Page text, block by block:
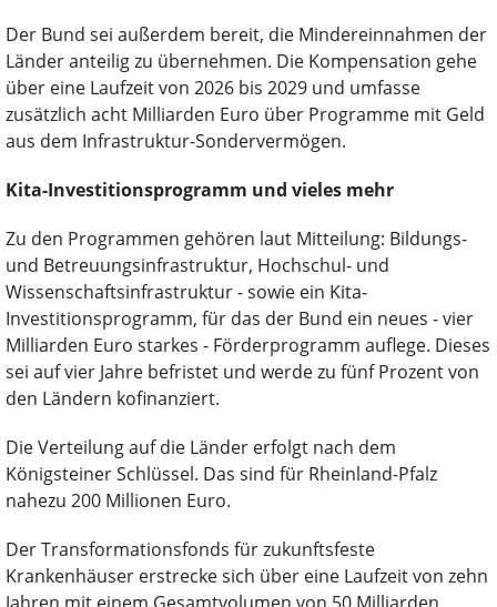
Der Bund sei außerdem bereit, die Mindereinnahmen der
Länder anteilig zu übernehmen. Die Kompensation gehe
über eine Laufzeit von 2026 bis 2029 und umfasse
zusätzlich acht Milliarden Euro über Programme mit Geld
aus dem Infrastruktur-Sondervermögen.
Kita-Investitionsprogramm und vieles mehr
Zu den Programmen gehören laut Mitteilung: Bildungs-
und Betreuungsinfrastruktur, Hochschul- und
Wissenschaftsinfrastruktur - sowie ein Kita-
Investitionsprogramm, für das der Bund ein neues - vier
Milliarden Euro starkes - Förderprogramm auflege. Dieses
sei auf vier Jahre befristet und werde zu fünf Prozent von
den Ländern kofinanziert.
Die Verteilung auf die Länder erfolgt nach dem
Königsteiner Schlüssel. Das sind für Rheinland-Pfalz
nahezu 200 Millionen Euro.
Der Transformationsfonds für zukunftsfeste
Krankenhäuser erstrecke sich über eine Laufzeit von zehn